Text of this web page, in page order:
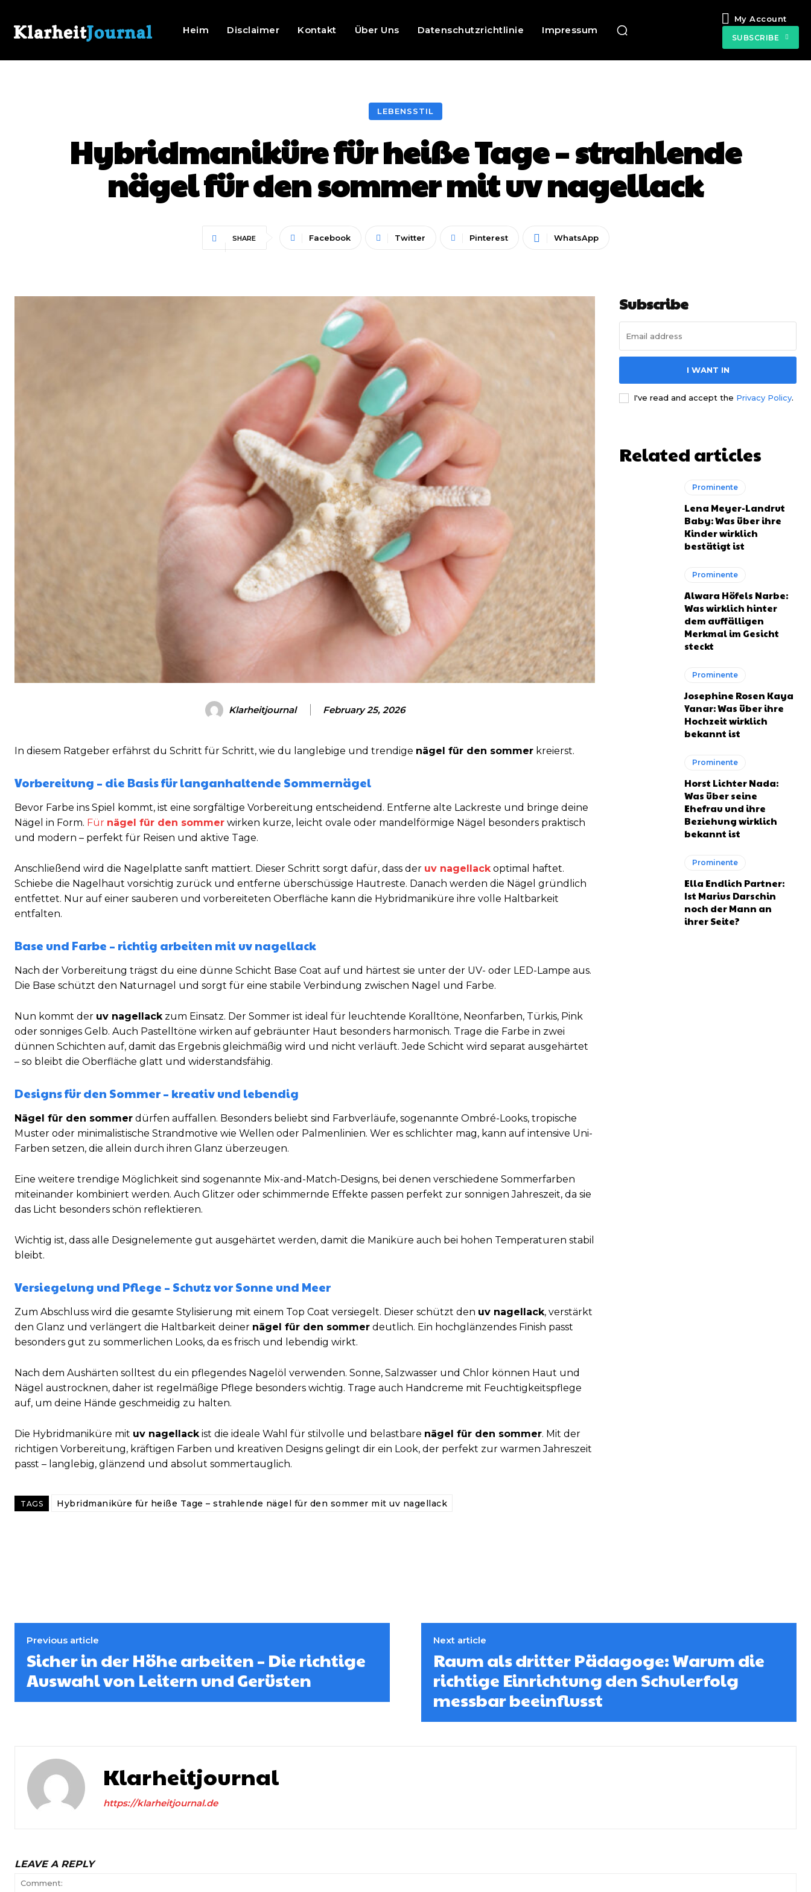
Heim Disclaimer Kontakt Über Uns Datenschutzrichtlinie Impressum
My Account
SUBSCRIBE
LEBENSSTIL
Hybridmaniküre für heiße Tage – strahlende
nägel für den sommer mit uv nagellack
SHARE Facebook Twitter Pinterest WhatsApp
Klarheitjournal February 25, 2026
In diesem Ratgeber erfährst du Schritt für Schritt, wie du langlebige und trendige nägel für den sommer kreierst.
Vorbereitung – die Basis für langanhaltende Sommernägel
Bevor Farbe ins Spiel kommt, ist eine sorgfältige Vorbereitung entscheidend. Entferne alte Lackreste und bringe deine
Nägel in Form. Für nägel für den sommer wirken kurze, leicht ovale oder mandelförmige Nägel besonders praktisch
und modern – perfekt für Reisen und aktive Tage.
Anschließend wird die Nagelplatte sanft mattiert. Dieser Schritt sorgt dafür, dass der uv nagellackoptimal haftet.
Schiebe die Nagelhaut vorsichtig zurück und entferne überschüssige Hautreste. Danach werden die Nägel gründlich
entfettet. Nur auf einer sauberen und vorbereiteten Oberfläche kann die Hybridmaniküre ihre volle Haltbarkeit
entfalten.
Base und Farbe – richtig arbeiten mit uv nagellack
Nach der Vorbereitung trägst du eine dünne Schicht Base Coat auf und härtest sie unter der UV- oder LED-Lampe aus.
Die Base schützt den Naturnagel und sorgt für eine stabile Verbindung zwischen Nagel und Farbe.
Nun kommt der uv nagellackzum Einsatz. Der Sommer ist ideal für leuchtende Koralltöne, Neonfarben, Türkis, Pink
oder sonniges Gelb. Auch Pastelltöne wirken auf gebräunter Haut besonders harmonisch. Trage die Farbe in zwei
dünnen Schichten auf, damit das Ergebnis gleichmäßig wird und nicht verläuft. Jede Schicht wird separat ausgehärtet
– so bleibt die Oberfläche glatt und widerstandsfähig.
Designs für den Sommer – kreativ und lebendig
Nägel für den sommer dürfen auffallen. Besonders beliebt sind Farbverläufe, sogenannte Ombré-Looks, tropische
Muster oder minimalistische Strandmotive wie Wellen oder Palmenlinien. Wer es schlichter mag, kann auf intensive Uni-
Farben setzen, die allein durch ihren Glanz überzeugen.
Eine weitere trendige Möglichkeit sind sogenannte Mix-and-Match-Designs, bei denen verschiedene Sommerfarben
miteinander kombiniert werden. Auch Glitzer oder schimmernde Effekte passen perfekt zur sonnigen Jahreszeit, da sie
das Licht besonders schön reflektieren.
Wichtig ist, dass alle Designelemente gut ausgehärtet werden, damit die Maniküre auch bei hohen Temperaturen stabil
bleibt.
Versiegelung und Pflege – Schutz vor Sonne und Meer
Zum Abschluss wird die gesamte Stylisierung mit einem Top Coat versiegelt. Dieser schützt den uv nagellack, verstärkt
den Glanz und verlängert die Haltbarkeit deiner nägel für den sommer deutlich. Ein hochglänzendes Finish passt
besonders gut zu sommerlichen Looks, da es frisch und lebendig wirkt.
Nach dem Aushärten solltest du ein pflegendes Nagelöl verwenden. Sonne, Salzwasser und Chlor können Haut und
Nägel austrocknen, daher ist regelmäßige Pflege besonders wichtig. Trage auch Handcreme mit Feuchtigkeitspflege
auf, um deine Hände geschmeidig zu halten.
Die Hybridmaniküre mit uv nagellackist die ideale Wahl für stilvolle und belastbare nägel für den sommer. Mit der
richtigen Vorbereitung, kräftigen Farben und kreativen Designs gelingt dir ein Look, der perfekt zur warmen Jahreszeit
passt – langlebig, glänzend und absolut sommertauglich.
TAGS Hybridmaniküre für heiße Tage – strahlende nägel für den sommer mit uv nagellack
Subscribe
I WANT IN
I've read and accept the Privacy Policy.
Related articles
Prominente
Lena Meyer-Landrut
Baby: Was über ihre
Kinder wirklich
bestätigt ist
Prominente
Alwara Höfels Narbe:
Was wirklich hinter
dem auffälligen
Merkmal im Gesicht
steckt
Prominente
Josephine Rosen Kaya
Yanar: Was über ihre
Hochzeit wirklich
bekannt ist
Prominente
Horst Lichter Nada:
Was über seine
Ehefrau und ihre
Beziehung wirklich
bekannt ist
Prominente
Ella Endlich Partner:
Ist Marius Darschin
noch der Mann an
ihrer Seite?
Previous article
Sicher in der Höhe arbeiten – Die richtige
Auswahl von Leitern und Gerüsten
Next article
Raum als dritter Pädagoge: Warum die
richtige Einrichtung den Schulerfolg
messbar beeinflusst
Klarheitjournal
https://klarheitjournal.de
LEAVE A REPLY